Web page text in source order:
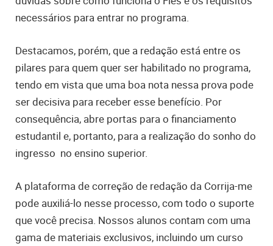
necessários para entrar no programa.
Destacamos, porém, que a redação está entre os
pilares para quem quer ser habilitado no programa,
tendo em vista que uma boa nota nessa prova pode
ser decisiva para receber esse benefício. Por
consequência, abre portas para o financiamento
estudantil e, portanto, para a realização do sonho do
ingresso no ensino superior.
A plataforma de correção de redação da Corrija-me
pode auxiliá-lo nesse processo, com todo o suporte
que você precisa. Nossos alunos contam com uma
gama de materiais exclusivos, incluindo um curso